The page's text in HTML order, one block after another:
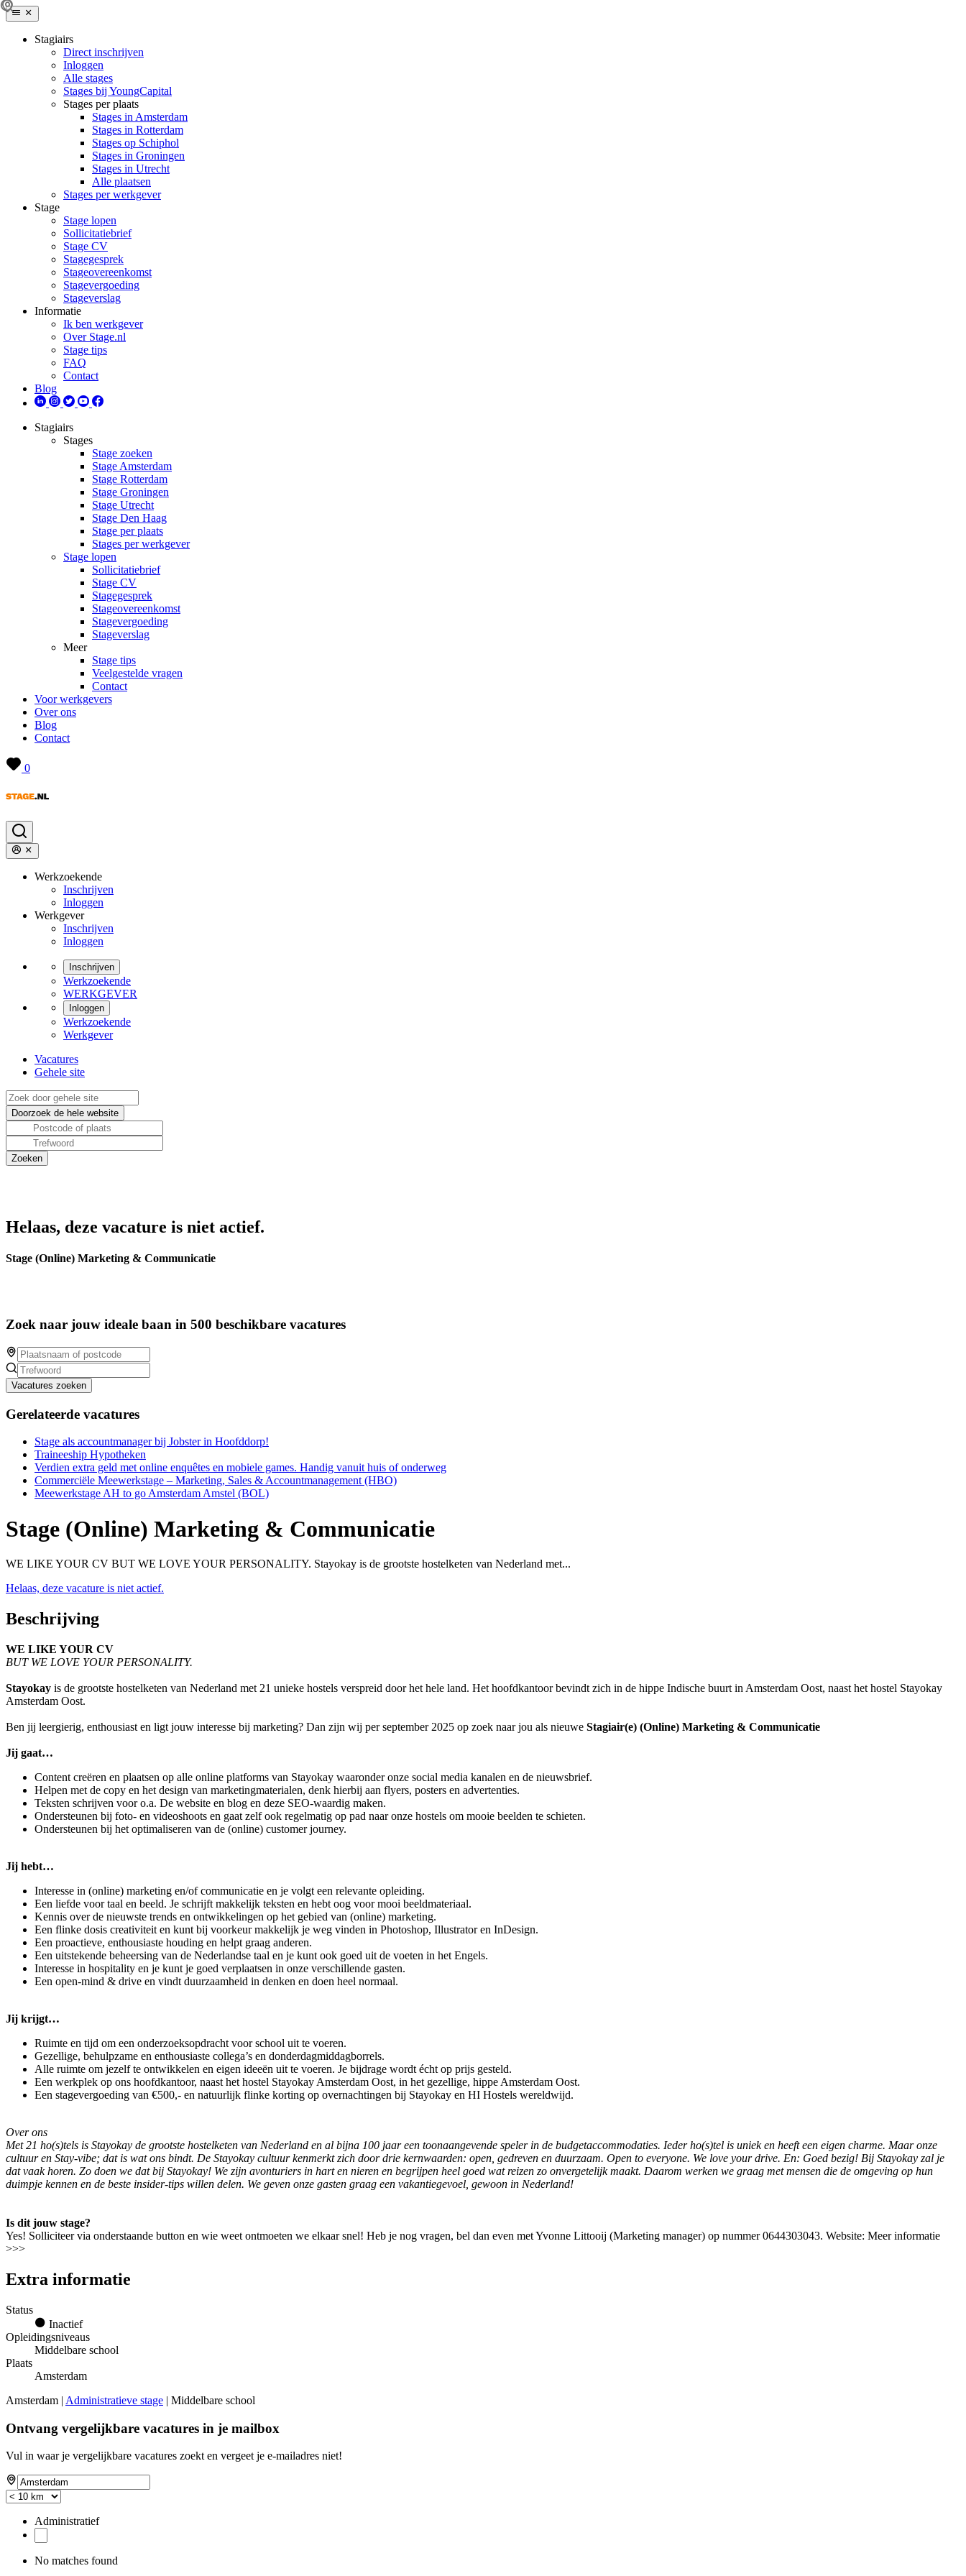
Stagiairs
Direct inschrijven
Inloggen
Alle stages
Stages bij YoungCapital
Stages per plaats
Stages in Amsterdam
Stages in Rotterdam
Stages op Schiphol
Stages in Groningen
Stages in Utrecht
Alle plaatsen
Stages per werkgever
Stage
Stage lopen
Sollicitatiebrief
Stage CV
Stagegesprek
Stageovereenkomst
Stagevergoeding
Stageverslag
Informatie
Ik ben werkgever
Over Stage.nl
Stage tips
FAQ
Contact
Blog
Stagiairs
Stages
Stage zoeken
Stage Amsterdam
Stage Rotterdam
Stage Groningen
Stage Utrecht
Stage Den Haag
Stage per plaats
Stages per werkgever
Stage lopen
Sollicitatiebrief
Stage CV
Stagegesprek
Stageovereenkomst
Stagevergoeding
Stageverslag
Meer
Stage tips
Veelgestelde vragen
Contact
Voor werkgevers
Over ons
Blog
Contact
0
Werkzoekende
Inschrijven
Inloggen
Werkgever
Inschrijven
Inloggen
Inschrijven
Werkzoekende
WERKGEVER
Inloggen
Werkzoekende
Werkgever
Vacatures
Gehele site
Helaas, deze vacature is niet actief.
Stage (Online) Marketing & Communicatie
Zoek naar jouw ideale baan in 500 beschikbare vacatures
Vacatures zoeken
Gerelateerde vacatures
Stage als accountmanager bij Jobster in Hoofddorp!
Traineeship Hypotheken
Verdien extra geld met online enquêtes en mobiele games. Handig vanuit huis of onderweg
Commerciële Meewerkstage – Marketing, Sales & Accountmanagement (HBO)
Meewerkstage AH to go Amsterdam Amstel (BOL)
Stage (Online) Marketing & Communicatie
WE LIKE YOUR CV BUT WE LOVE YOUR PERSONALITY. Stayokay is de grootste hostelketen van Nederland met...
Helaas, deze vacature is niet actief.
Beschrijving
WE LIKE YOUR CV
BUT WE LOVE YOUR PERSONALITY.
Stayokay is de grootste hostelketen van Nederland met 21 unieke hostels verspreid door het hele land. Het hoofdkantoor bevindt zich in de hippe Indische buurt in Amsterdam Oost, naast het hostel Stayokay
Amsterdam Oost.
Ben jij leergierig, enthousiast en ligt jouw interesse bij marketing? Dan zijn wij per september 2025 op zoek naar jou als nieuwe Stagiair(e) (Online) Marketing & Communicatie
Jij gaat…
Content creëren en plaatsen op alle online platforms van Stayokay waaronder onze social media kanalen en de nieuwsbrief.
Helpen met de copy en het design van marketingmaterialen, denk hierbij aan flyers, posters en advertenties.
Teksten schrijven voor o.a. De website en blog en deze SEO-waardig maken.
Ondersteunen bij foto- en videoshoots en gaat zelf ook regelmatig op pad naar onze hostels om mooie beelden te schieten.
Ondersteunen bij het optimaliseren van de (online) customer journey.
Jij hebt…
Interesse in (online) marketing en/of communicatie en je volgt een relevante opleiding.
Een liefde voor taal en beeld. Je schrijft makkelijk teksten en hebt oog voor mooi beeldmateriaal.
Kennis over de nieuwste trends en ontwikkelingen op het gebied van (online) marketing.
Een flinke dosis creativiteit en kunt bij voorkeur makkelijk je weg vinden in Photoshop, Illustrator en InDesign.
Een proactieve, enthousiaste houding en helpt graag anderen.
Een uitstekende beheersing van de Nederlandse taal en je kunt ook goed uit de voeten in het Engels.
Interesse in hospitality en je kunt je goed verplaatsen in onze verschillende gasten.
Een open-mind & drive en vindt duurzaamheid in denken en doen heel normaal.
Jij krijgt…
Ruimte en tijd om een onderzoeksopdracht voor school uit te voeren.
Gezellige, behulpzame en enthousiaste collega’s en donderdagmiddagborrels.
Alle ruimte om jezelf te ontwikkelen en eigen ideeën uit te voeren. Je bijdrage wordt écht op prijs gesteld.
Een werkplek op ons hoofdkantoor, naast het hostel Stayokay Amsterdam Oost, in het gezellige, hippe Amsterdam Oost.
Een stagevergoeding van €500,- en natuurlijk flinke korting op overnachtingen bij Stayokay en HI Hostels wereldwijd.
Over ons
Met 21 ho(s)tels is Stayokay de grootste hostelketen van Nederland en al bijna 100 jaar een toonaangevende speler in de budgetaccommodaties. Ieder ho(s)tel is uniek en heeft een eigen charme. Maar onze
cultuur en Stay-vibe; dat is wat ons bindt. De Stayokay cultuur kenmerkt zich door drie kernwaarden: open, gedreven en duurzaam. Open to everyone. We love your drive. En: Goed bezig! Bij Stayokay zal je
dat vaak horen. Zo doen we dat bij Stayokay! We zijn avonturiers in hart en nieren en begrijpen heel goed wat reizen zo onvergetelijk maakt. Daarom werken we graag met mensen die de omgeving op hun
duimpje kennen en de beste insider-tips willen delen. We geven onze gasten graag een vakantiegevoel, gewoon in Nederland!
Is dit jouw stage?
Yes! Solliciteer via onderstaande button en wie weet ontmoeten we elkaar snel! Heb je nog vragen, bel dan even met Yvonne Littooij (Marketing manager) op nummer 0644303043. Website: Meer informatie
>>>
Extra informatie
Status
Inactief
Opleidingsniveaus
Middelbare school
Plaats
Amsterdam
Amsterdam | Administratieve stage | Middelbare school
Ontvang vergelijkbare vacatures in je mailbox
Vul in waar je vergelijkbare vacatures zoekt en vergeet je e-mailadres niet!
Administratief
No matches found